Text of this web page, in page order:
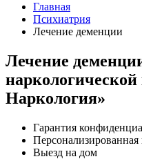
Главная
Психиатрия
Лечение деменции
Лечение
Наркология»
Гарантия
Персонализированная
Выезд на дом